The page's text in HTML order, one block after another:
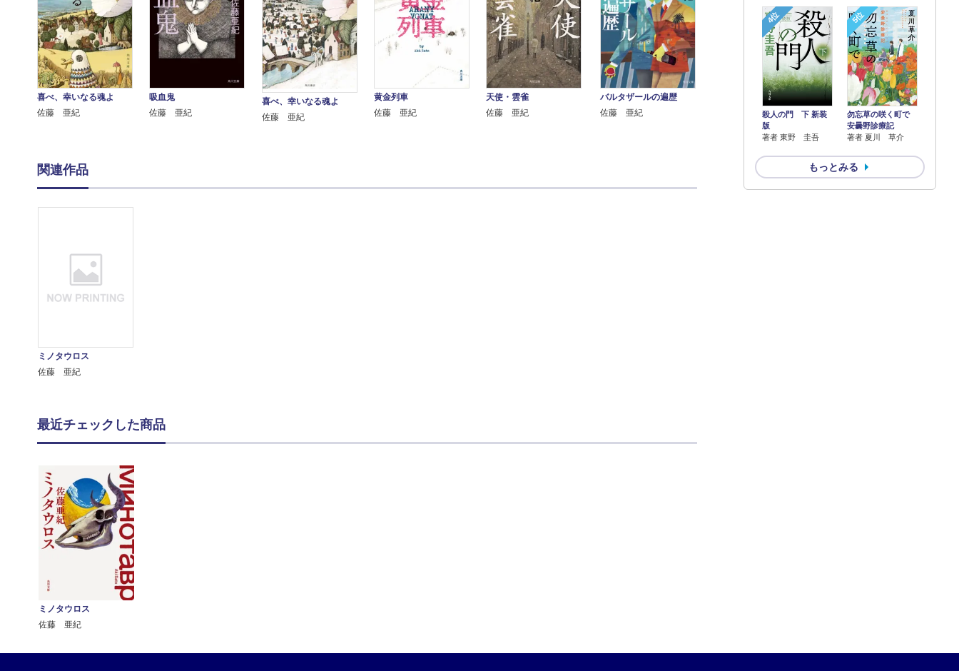
4位
殺人の門 下 新装
版
著者 東野 圭吾
5位
勿忘草の咲く町で
安曇野診療記
著者 夏川 草介
もっとみる
喜べ、幸いなる魂よ
佐藤 亜紀
吸血鬼
佐藤 亜紀
喜べ、幸いなる魂よ
佐藤 亜紀
黄金列車
佐藤 亜紀
天使・雲雀
佐藤 亜紀
バルタザールの遍歴
佐藤 亜紀
関連作品
ミノタウロス
佐藤 亜紀
最近チェックした商品
ミノタウロス
佐藤 亜紀